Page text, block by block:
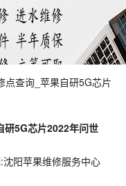
点查询_苹果自研5G芯片
研5G芯片2022年问世
阳苹果维修服务中心